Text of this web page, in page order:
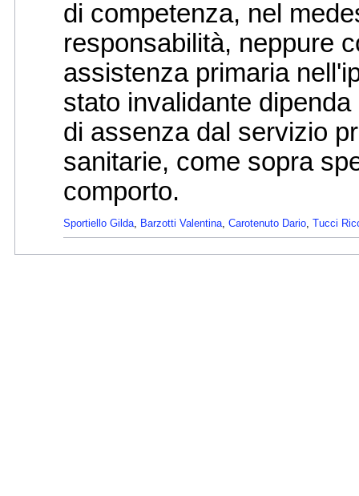
di competenza, nel
responsabilità, neppure
assistenza primaria
stato invalidante
di assenza dal servizio
sanitarie, come sopra
comporto.
Sportiello Gilda, Barzotti Valentina, Carotenuto Dario, Tucci